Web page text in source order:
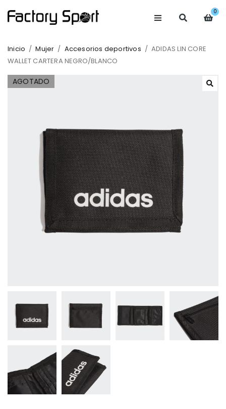
0
Inicio / Mujer / Accesorios deportivos / ADIDAS LIN CORE
WALLET CARTERA NEGRO/BLANCO
AGOTADO